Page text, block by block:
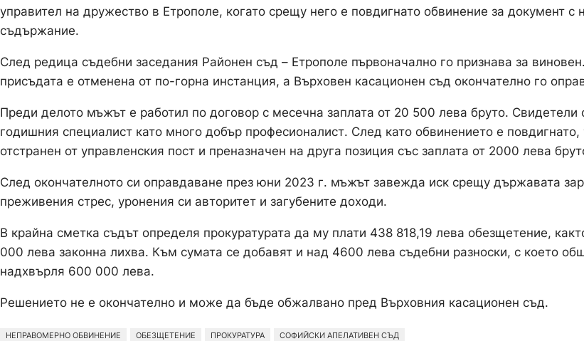
управител на дружество в Етрополе, когато срещу него е повдигнато обвинение за документ с
съдържание.
След редица съдебни заседания Районен съд – Етрополе първоначално го признава за
присъдата е отменена от по-горна инстанция, а Върховен касационен съд окончателно го
Преди делото мъжът е работил по договор с месечна заплата от 20 500 лева бруто. Свидетели
годишния специалист като много добър професионалист. След като обвинението е повдигнато,
отстранен от управленския пост и преназначен на друга позиция със заплата от 2000 лева
След окончателното си оправдаване през юни 2023 г. мъжът завежда иск срещу държавата
преживения стрес, уронения си авторитет и загубените доходи.
В крайна сметка съдът определя прокуратурата да му плати 438 818,19 лева обезщетение,
000 лева законна лихва. Към сумата се добавят и над 4600 лева съдебни разноски, с което
надхвърля 600 000 лева.
Решението не е окончателно и може да бъде обжалвано пред Върховния касационен съд.
НЕПРАВОМЕРНО ОБВИНЕНИЕ ОБЕЗЩЕТЕНИЕ ПРОКУРАТУРА СОФИЙСКИ АПЕЛАТИВЕН СЪД